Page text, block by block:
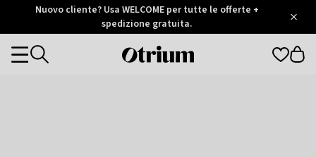
Otrium
Trustpilot
Nuovo cliente? Usa WELCOME per tutte le offerte +
spedizione gratuita.
Otrium
Categories